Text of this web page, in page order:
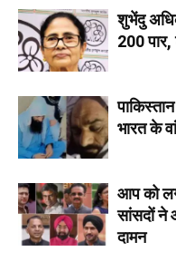
शुभेंदु
200 पार,
भारत के
आप को
सांसदों ने
दामन